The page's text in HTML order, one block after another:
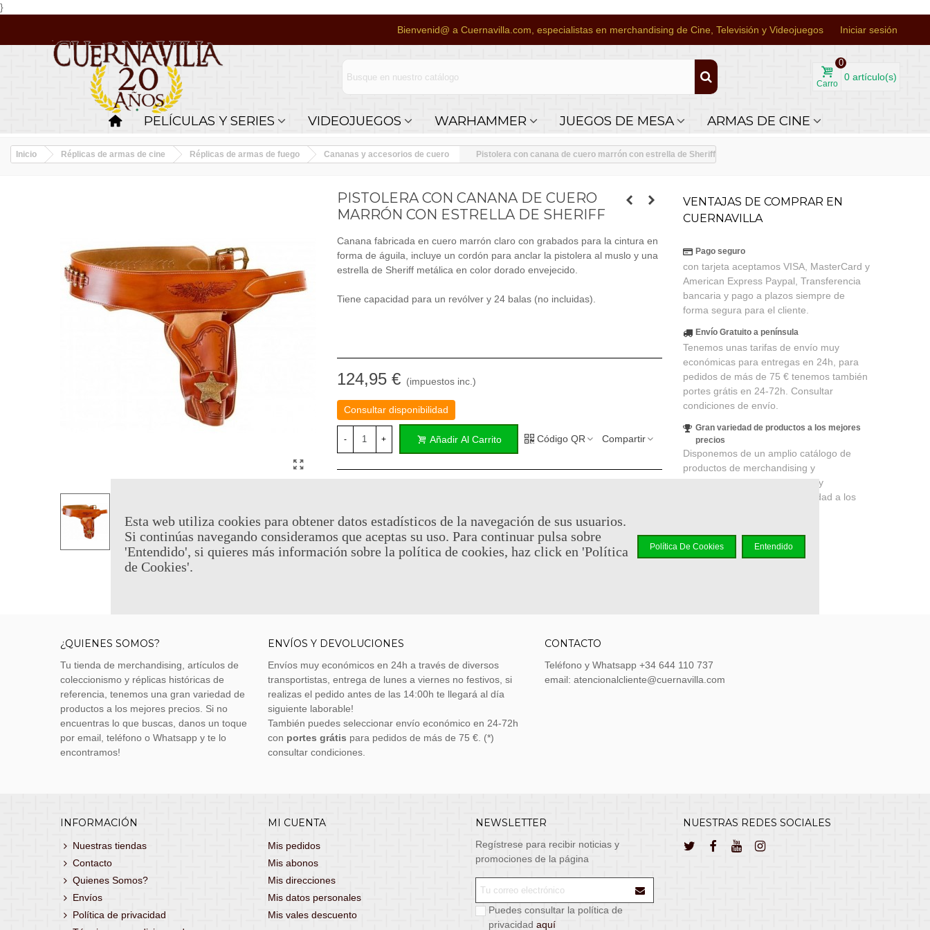
}
Bienvenid@ a Cuernavilla.com, especialistas en merchandising de Cine, Televisión y Videojuegos Iniciar sesión
Carro
0
0 artículo(s)
PELÍCULAS Y SERIES VIDEOJUEGOS WARHAMMER JUEGOS DE MESA ARMAS DE CINE
Inicio Réplicas de armas de cine Réplicas de armas de fuego Cananas y accesorios de cuero Pistolera con canana de cuero marrón con estrella de Sheriff
PISTOLERA CON CANANA DE CUERO
MARRÓN CON ESTRELLA DE SHERIFF
Canana fabricada en cuero marrón claro con grabados para la cintura en
forma de águila, incluye un cordón para anclar la pistolera al muslo y una
estrella de Sheriff metálica en color dorado envejecido.
Tiene capacidad para un revólver y 24 balas (no incluidas).
124,95 € (impuestos inc.)
Consultar disponibilidad
- + Añadir Al Carrito Código QR Compartir
cupón de
€ 0.44
Referencia: GUN6644
VENTAJAS DE COMPRAR EN
CUERNAVILLA
Pago seguro
con tarjeta aceptamos VISA, MasterCard y
American Express Paypal, Transferencia
bancaria y pago a plazos siempre de
forma segura para el cliente.
Envío Gratuito a península
Tenemos unas tarifas de envío muy
económicas para entregas en 24h, para
pedidos de más de 75 € tenemos también
portes grátis en 24-72h. Consultar
condiciones de envío.
Gran variedad de productos a los mejores
precios
Disponemos de un amplio catálogo de
productos de merchandising y
coleccionismo de cines, series y
videojuegos, productos de calidad a los
¿QUIENES SOMOS?
Tu tienda de merchandising, artículos de
coleccionismo y réplicas históricas de
referencia, tenemos una gran variedad de
productos a los mejores precios. Si no
encuentras lo que buscas, danos un toque
por email, teléfono o Whatsapp y te lo
encontramos!
ENVÍOS Y DEVOLUCIONES
Envíos muy económicos en 24h a través de diversos
transportistas, entrega de lunes a viernes no festivos, si
realizas el pedido antes de las 14:00h te llegará al día
siguiente laborable!
También puedes seleccionar envío económico en 24-72h
con portes grátis para pedidos de más de 75 €. (*)
consultar condiciones.
CONTACTO
Teléfono y Whatsapp +34 644 110 737
email: atencionalcliente@cuernavilla.com
INFORMACIÓN
Nuestras tiendas
Contacto
Quienes Somos?
Envíos
Política de privacidad
MI CUENTA
Mis pedidos
Mis abonos
Mis direcciones
Mis datos personales
Mis vales descuento
NEWSLETTER
Regístrese para recibir noticias y
promociones de la página
Puedes consultar la política de
privacidad aquí
NUESTRAS REDES SOCIALES
Esta web utiliza cookies para obtener datos estadísticos de la navegación de sus usuarios.
Si continúas navegando consideramos que aceptas su uso. Para continuar pulsa sobre
'Entendido', si quieres más información sobre la política de cookies, haz click en 'Política
de Cookies'.
Política De Cookies Entendido